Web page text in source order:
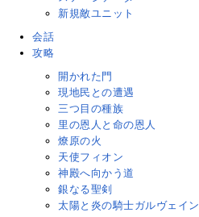
新規敵ユニット
会話
攻略
開かれた門
現地民との遭遇
三つ目の種族
里の恩人と命の恩人
燎原の火
天使フィオン
神殿へ向かう道
銀なる聖剣
太陽と炎の騎士ガルヴェイン